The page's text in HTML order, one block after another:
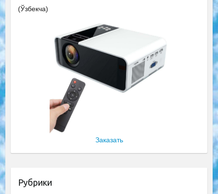
(Ўзбекча)
Заказать
Рубрики